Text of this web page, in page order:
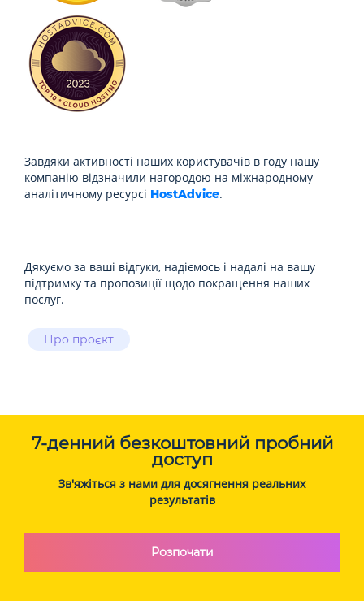
Завдяки активності наших користувачів в году нашу
компанію відзначили нагородою на міжнародному
аналітичному ресурсі HostAdvice.
Дякуємо за ваші відгуки, надіємось і надалі на вашу
підтримку та пропозиції щодо покращення наших
послуг.
Про проєкт
7-денний безкоштовний пробний
доступ
Зв'яжіться з нами для досягнення реальних
результатів
Розпочати